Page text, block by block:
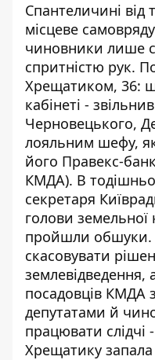
Спантеличині від
місцеве
чиновники лише
спритністю рук.
Хрещатиком, 36:
кабінеті -
Черновецького,
лояльним шефу,
його Правекс-
КМДА). В
секретаря
голови земельної
пройшли обшуки.
скасовувати
землевідведення,
посадовців КМДА
депутатами й
працювати слідчі
Хрещатику